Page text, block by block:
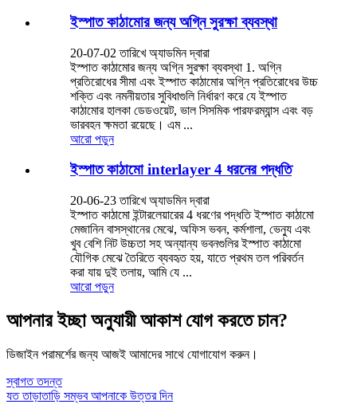
ইস্পাত কাঠামোর জন্য অগ্নি সুরক্ষা ব্যবস্থা
20-07-02 তারিখে অ্যাডমিন দ্বারা
ইস্পাত কাঠামোর জন্য অগ্নি সুরক্ষা ব্যবস্থা 1. অগ্নি
প্রতিরোধের সীমা এবং ইস্পাত কাঠামোর অগ্নি প্রতিরোধের উচ্চ
শক্তি এবং নমনীয়তার সুবিধাগুলি নির্ধারণ করে যে ইস্পাত
কাঠামোর হালকা ডেডওয়েট, ভাল সিসমিক পারফরম্যান্স এবং বড়
ভারবহন ক্ষমতা রয়েছে। এম ...
আরো পড়ুন
ইস্পাত কাঠামো interlayer 4 ধরনের পদ্ধতি
20-06-23 তারিখে অ্যাডমিন দ্বারা
ইস্পাত কাঠামো ইন্টারলেয়ারের 4 ধরণের পদ্ধতি ইস্পাত কাঠামো
মেজানিন বাসস্থানের মেঝে, অফিস ভবন, কর্মশালা, ভেন্যু এবং
খুব বেশি নিট উচ্চতা সহ অন্যান্য ভবনগুলির ইস্পাত কাঠামো
যৌগিক মেঝে তৈরিতে ব্যবহৃত হয়, যাতে প্রথম তল পরিবর্তন
করা যায় দুই তলায়, আমি যে ...
আরো পড়ুন
আপনার ইচ্ছা অনুযায়ী আকাশ যোগ করতে চান?
ডিজাইন পরামর্শের জন্য আজই আমাদের সাথে যোগাযোগ করুন।
স্বাগত তদন্ত
যত তাড়াতাড়ি সম্ভব আপনাকে উত্তর দিন